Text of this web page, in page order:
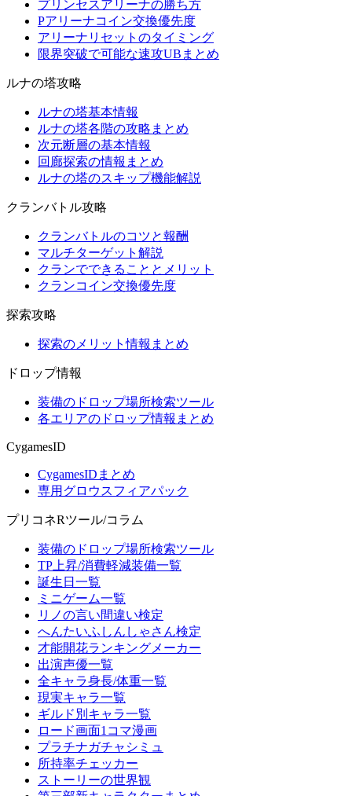
プリンセスアリーナの勝ち方
Pアリーナコイン交換優先度
アリーナリセットのタイミング
限界突破で可能な速攻UBまとめ
ルナの塔攻略
ルナの塔基本情報
ルナの塔各階の攻略まとめ
次元断層の基本情報
回廊探索の情報まとめ
ルナの塔のスキップ機能解説
クランバトル攻略
クランバトルのコツと報酬
マルチターゲット解説
クランでできることとメリット
クランコイン交換優先度
探索攻略
探索のメリット情報まとめ
ドロップ情報
装備のドロップ場所検索ツール
各エリアのドロップ情報まとめ
CygamesID
CygamesIDまとめ
専用グロウスフィアパック
プリコネRツール/コラム
装備のドロップ場所検索ツール
TP上昇/消費軽減装備一覧
誕生日一覧
ミニゲーム一覧
リノの言い間違い検定
へんたいふしんしゃさん検定
才能開花ランキングメーカー
出演声優一覧
全キャラ身長/体重一覧
現実キャラ一覧
ギルド別キャラ一覧
ロード画面1コマ漫画
プラチナガチャシミュ
所持率チェッカー
ストーリーの世界観